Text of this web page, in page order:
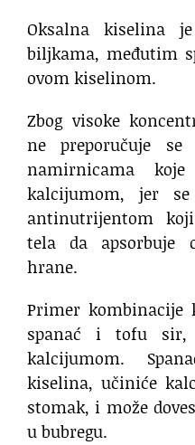
Oksalna kiselina
biljkama, međutim
ovom kiselinom.
Zbog visoke
ne preporučuje
namirnicama
kalcijumom, jer
antinutrijentom
tela da apsorbuje
hrane.
Primer kombinacije
spanać i tofu sir,
kalcijumom.
kiselina, učiniće
stomak, i može
u bubregu.